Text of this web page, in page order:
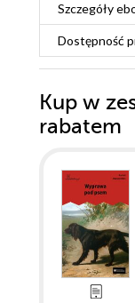
Szczegóły
Dostępność
Kup w
rabatem